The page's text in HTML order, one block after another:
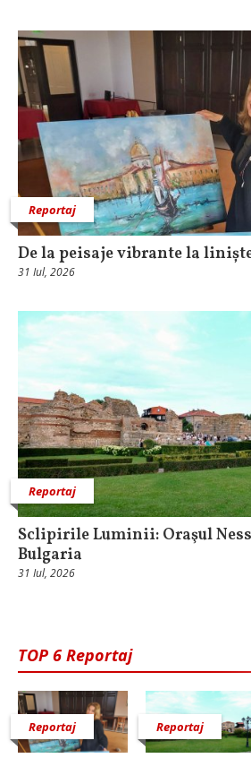
Reportaj
De la peisaje vibrante la
31 Iul, 2026
Reportaj
Sclipirile Luminii: Oraşul
Bulgaria
31 Iul, 2026
TOP 6 Reportaj
Reportaj Reportaj